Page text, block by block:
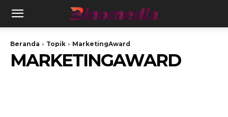
Beranda Topik MarketingAward
MARKETINGAWARD